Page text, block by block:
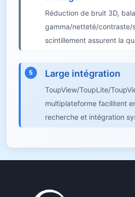
Réduction de bruit 3D,
gamma/netteté/contraste/
scintillement assurent la
5 Large intégration
ToupView/ToupLite/
multiplateforme facilitent
recherche et intégration